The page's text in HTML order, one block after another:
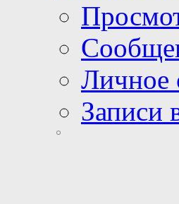
Личное
Записи